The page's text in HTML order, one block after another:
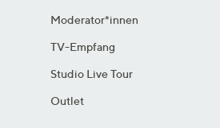
Moderator*innen
TV-Empfang
Studio Live Tour
Outlet